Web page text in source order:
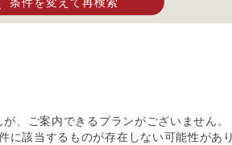
、ご案内できるプランがございません。
に該当するものが存在しない可能性があ